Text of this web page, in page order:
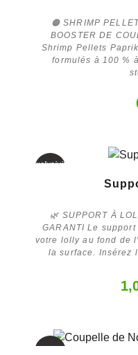
🟠 SHRIMP
BOOSTER DE
Shrimp Pellets
formulés à 100 %
Exclusivité
🌿 SUPPORT À
GARANTI Le
votre lolly au fond de
la surface. Insérez